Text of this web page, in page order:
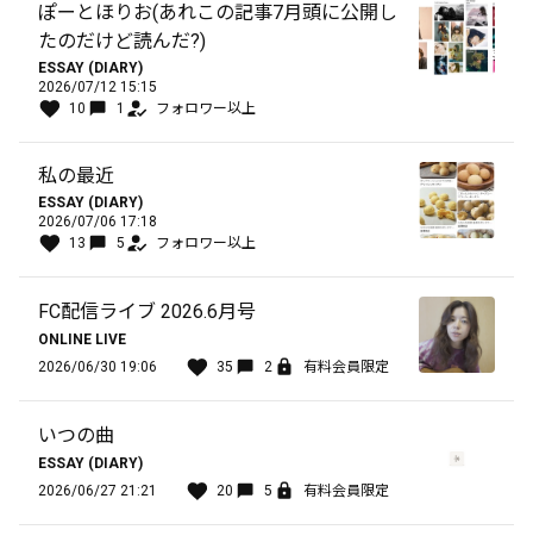
ぽーとほりお(あれこの記事7月頭に公開し
たのだけど読んだ?)
ESSAY (DIARY)
2026/07/12 15:15
10
1 フォロワー以上
私の最近
ESSAY (DIARY)
2026/07/06 17:18
13
5 フォロワー以上
FC配信ライブ 2026.6月号
ONLINE LIVE
2026/06/30 19:06
35 2 有料会員限定
いつの曲
ESSAY (DIARY)
2026/06/27 21:21
20 5 有料会員限定